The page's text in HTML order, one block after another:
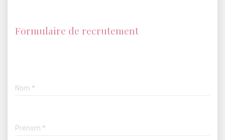
Formulaire de recrutement
Nom
Prénom